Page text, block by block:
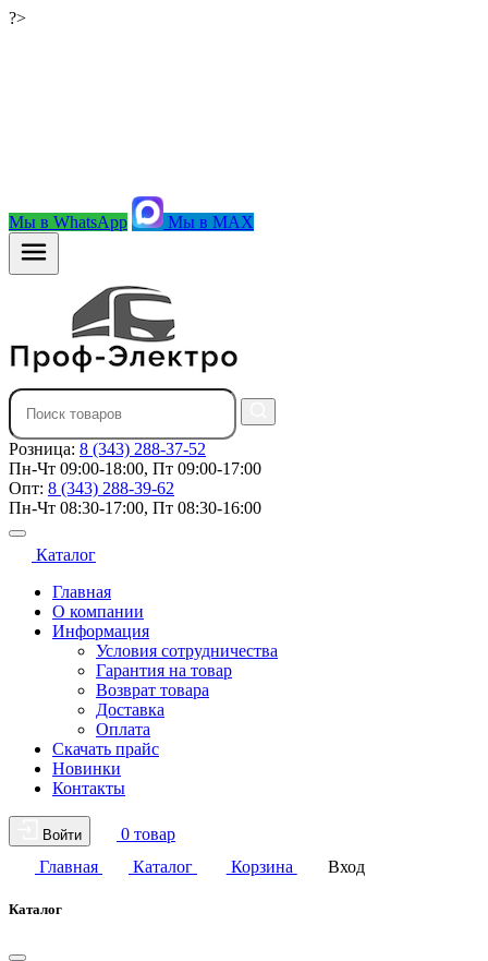
?>
Мы в WhatsApp Мы в MAX
Розница: 8 (343) 288-37-52
Пн-Чт 09:00-18:00, Пт 09:00-17:00
Опт: 8 (343) 288-39-62
Пн-Чт 08:30-17:00, Пт 08:30-16:00
Каталог
Главная
О компании
Информация
Условия сотрудничества
Гарантия на товар
Возврат товара
Доставка
Оплата
Скачать прайс
Новинки
Контакты
Войти
0 товар
Главная
Каталог Корзина Вход
Каталог